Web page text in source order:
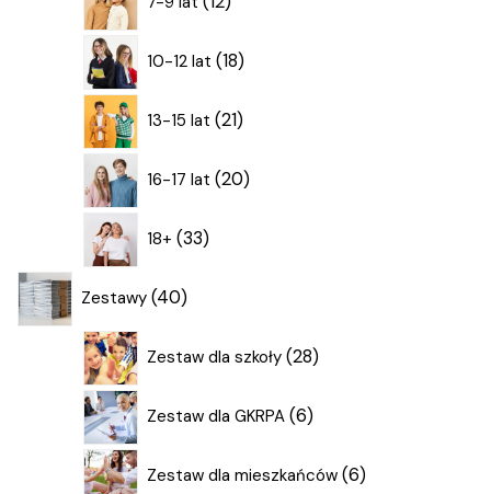
produktów
10-12 lat 18
18
produktów
13-15 lat 21
21
produktów
16-17 lat 20
20
produktów
18+ 33
33
produkty
Zestawy 40
40
produktów
Zestaw dla szkoły 28
28
produktów
Zestaw dla GKRPA 6
6
produktów
Zestaw dla mieszkańców 6
6